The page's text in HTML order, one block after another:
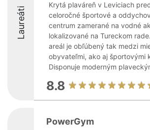
Laureáti
Krytá plaváreň v Leviciach
celoročné športové a
centrum zamerané na vodné
lokalizované na Tureckom
areál je obľúbený tak medzi
obyvateľmi, ako aj športovými
Disponuje moderným
8.8
PowerGym